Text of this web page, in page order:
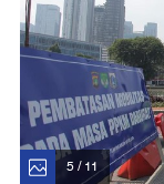
5 / 11